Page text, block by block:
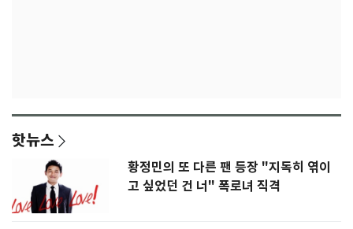
핫뉴스
황정민의 또 다른 팬 등장 "지독히 엮이
고 싶었던 건 너" 폭로녀 직격